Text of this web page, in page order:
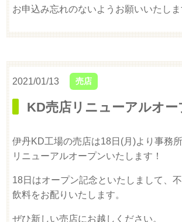
お申込み忘れのないようお願いいたしま
2021/01/13 売店
KD売店リニューアルオー
伊丹KD工場の売店は18日(月)より事務所
リニューアルオープンいたします！
18日はオープン記念といたしまして、
飲料をお配りいたします。
ぜひ新しい売店にお越しください。